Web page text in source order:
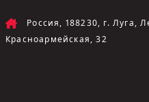
Россия, 188230, г. Луга,
Красноармейская, 32